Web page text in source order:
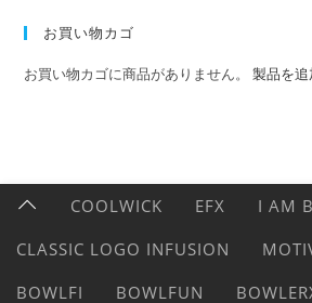
お買い物カゴ
お買い物カゴに商品がありません。製品を追
COOLWICK EFX
I AM
CLASSIC LOGO INFUSION
BOWLFI
BOWLFUN